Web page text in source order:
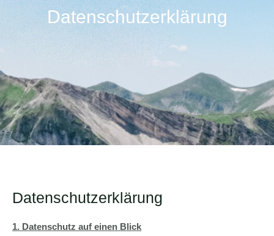
Datenschutzerklärung
Datenschutz­erklärung
1. Datenschutz auf einen Blick